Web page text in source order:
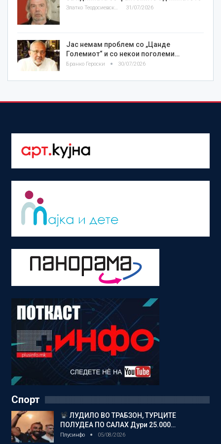
Златко Теодосиевски 31/07/2026
Јас немам проблем со „Цанде
Големиот“ и со некои поголеми…
Бранко Героски 30/07/2026
Спорт
ЛУДИЛО ВО ТРАБЗОН, ТУРЦИТЕ
ПОЛУДЕА ПО САЛАХ Дури 25.000…
Плусинфо 05/08/2026